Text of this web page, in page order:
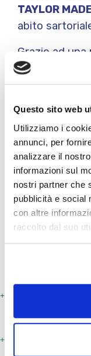
Questo sito web
Utilizziamo i
annunci, per
analizzare il
informazioni sul
nostri partner che
pubblicità e social
con altre
raccolto dal suo
TAYLOR
abito
Grazie ad una
qualificati
ingegneri e
propensione
obiettivo è
sollevare i
aspetti
connessi alla
Area
Area